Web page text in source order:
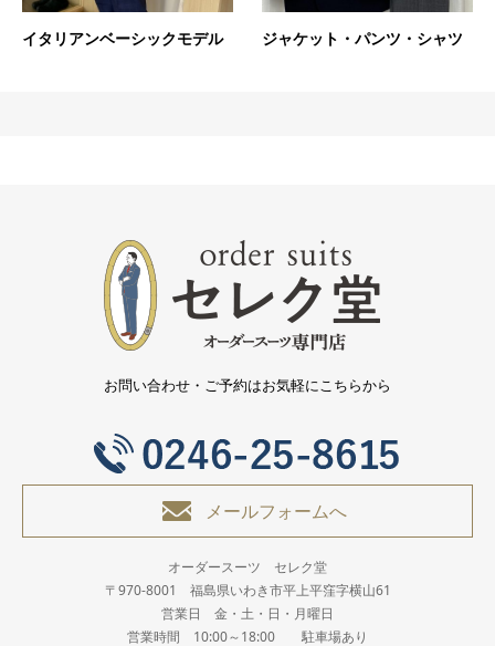
イタリアンベーシックモデル ジャケット・パンツ・シャツ
お問い合わせ・ご予約はお気軽にこちらから
メールフォームへ
オーダースーツ セレク堂
〒970-8001 福島県いわき市平上平窪字横山61
営業日 金・土・日・月曜日
営業時間 10:00～18:00 駐車場あり